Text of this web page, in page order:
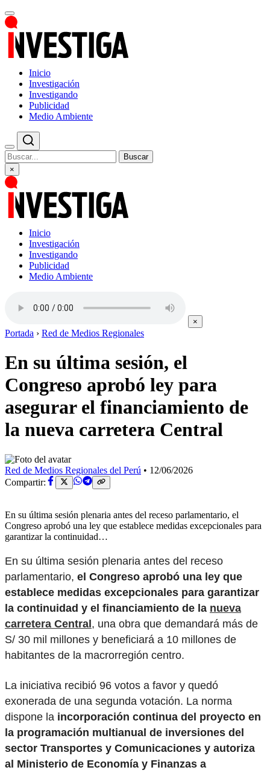
Inicio
Investigación
Investigando
Publicidad
Medio Ambiente
Buscar
×
Inicio
Investigación
Investigando
Publicidad
Medio Ambiente
×
Portada › Red de Medios Regionales
En su última sesión, el
Congreso aprobó ley para
asegurar el financiamiento de
la nueva carretera Central
Red de Medios Regionales del Perú • 12/06/2026
Compartir:
En su última sesión plenaria antes del receso parlamentario, el
Congreso aprobó una ley que establece medidas excepcionales para
garantizar la continuidad…
En su última sesión plenaria antes del receso
parlamentario, el Congreso aprobó una ley que
establece medidas excepcionales para garantizar
la continuidad y el financiamiento de la nueva
carretera Central, una obra que demandará más de
S/ 30 mil millones y beneficiará a 10 millones de
habitantes de la macrorregión centro.
La iniciativa recibió 96 votos a favor y quedó
exonerada de una segunda votación. La norma
dispone la incorporación continua del proyecto en
la programación multianual de inversiones del
sector Transportes y Comunicaciones y autoriza
al Ministerio de Economía y Finanzas a